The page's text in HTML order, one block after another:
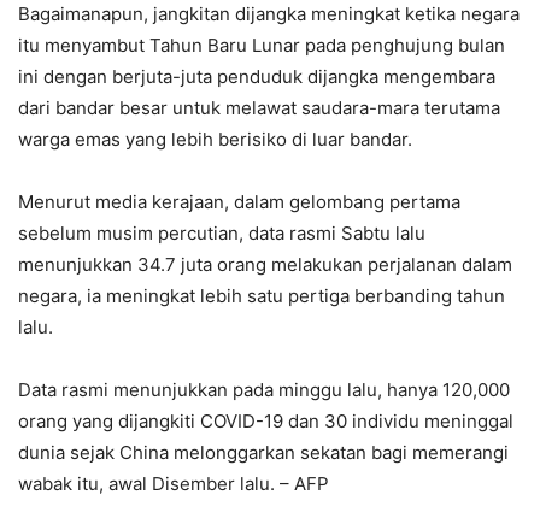
Bagaimanapun, jangkitan dijangka meningkat ketika negara
itu menyambut Tahun Baru Lunar pada penghujung bulan
ini dengan berjuta-juta penduduk dijangka mengembara
dari bandar besar untuk melawat saudara-mara terutama
warga emas yang lebih berisiko di luar bandar.
Menurut media kerajaan, dalam gelombang pertama
sebelum musim percutian, data rasmi Sabtu lalu
menunjukkan 34.7 juta orang melakukan perjalanan dalam
negara, ia meningkat lebih satu pertiga berbanding tahun
lalu.
Data rasmi menunjukkan pada minggu lalu, hanya 120,000
orang yang dijangkiti COVID-19 dan 30 individu meninggal
dunia sejak China melonggarkan sekatan bagi memerangi
wabak itu, awal Disember lalu. – AFP